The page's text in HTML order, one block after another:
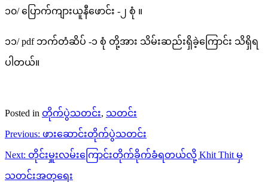
၁၀/ ပြောက်ကျားယူနီဖောင်း -၂ စုံ ။
၁၁/ pdf ဘက်တံဆိပ် -၁ စုံ တို့အား သိမ်းဆည်းရှိခဲ့ကြောင်း သိရှိရ
ပါတယ်။
Posted in တိုက်ပွဲသတင်း, သတင်း
Post
navigation
Previous: ဖားဆောင်းတိုက်ပွဲသတင်း
Next: တိုင်းမှူးလမ်းကြောင်းတိုက်ခိုက်ခံရတယ်လို့ Khit Thit မှ
သတင်းအတုရေး